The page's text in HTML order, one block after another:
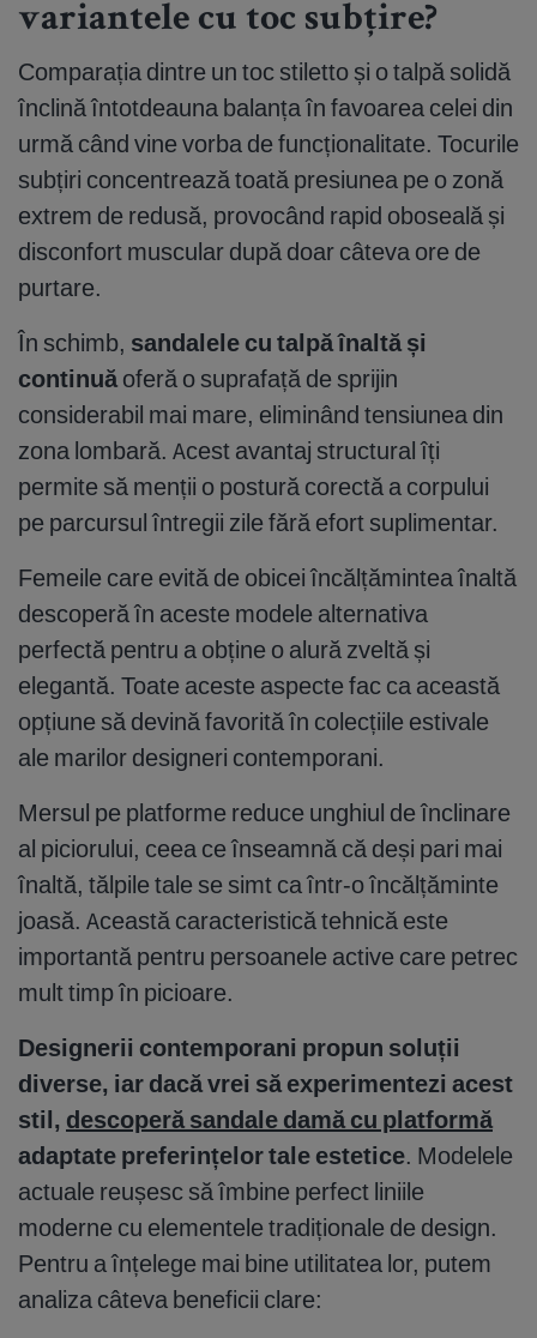
variantele cu toc subțire?
Comparația dintre un toc stiletto și o talpă solidă
înclină întotdeauna balanța în favoarea celei din
urmă când vine vorba de funcționalitate. Tocurile
subțiri concentrează toată presiunea pe o zonă
extrem de redusă, provocând rapid oboseală și
disconfort muscular după doar câteva ore de
purtare.
În schimb, sandalele cu talpă înaltă și
continuă oferă o suprafață de sprijin
considerabil mai mare, eliminând tensiunea din
zona lombară. Acest avantaj structural îți
permite să menții o postură corectă a corpului
pe parcursul întregii zile fără efort suplimentar.
Femeile care evită de obicei încălțămintea înaltă
descoperă în aceste modele alternativa
perfectă pentru a obține o alură zveltă și
elegantă. Toate aceste aspecte fac ca această
opțiune să devină favorită în colecțiile estivale
ale marilor designeri contemporani.
Mersul pe platforme reduce unghiul de înclinare
al piciorului, ceea ce înseamnă că deși pari mai
înaltă, tălpile tale se simt ca într-o încălțăminte
joasă. Această caracteristică tehnică este
importantă pentru persoanele active care petrec
mult timp în picioare.
Designerii contemporani propun soluții
diverse, iar dacă vrei să experimentezi acest
stil, descoperă sandale damă cu platformă
adaptate preferințelor tale estetice. Modelele
actuale reușesc să îmbine perfect liniile
moderne cu elementele tradiționale de design.
Pentru a înțelege mai bine utilitatea lor, putem
analiza câteva beneficii clare: